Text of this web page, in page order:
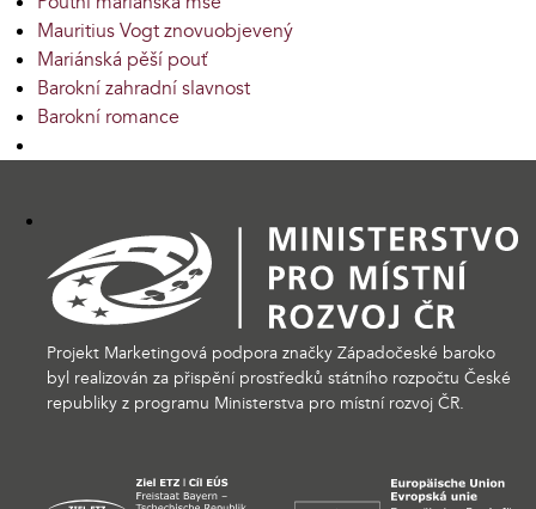
Mauritius Vogt znovuobjevený
Mariánská pěší pouť
Barokní zahradní slavnost
Barokní romance
Projekt Marketingová podpora značky Západočeské baroko
byl realizován za přispění prostředků státního rozpočtu České
republiky z programu Ministerstva pro místní rozvoj ČR.